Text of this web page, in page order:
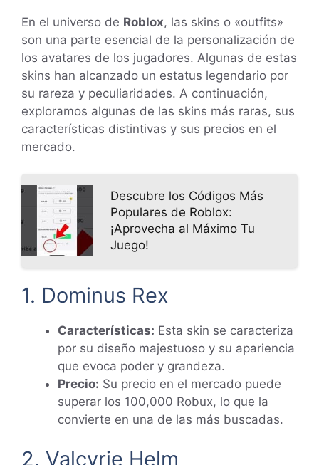
En el universo de Roblox, las skins o «outfits»
son una parte esencial de la personalización de
los avatares de los jugadores. Algunas de estas
skins han alcanzado un estatus legendario por
su rareza y peculiaridades. A continuación,
exploramos algunas de las skins más raras, sus
características distintivas y sus precios en el
mercado.
Descubre los Códigos Más
Populares de Roblox:
¡Aprovecha al Máximo Tu
Juego!
1. Dominus Rex
Características: Esta skin se caracteriza
por su diseño majestuoso y su apariencia
que evoca poder y grandeza.
Precio: Su precio en el mercado puede
superar los 100,000 Robux, lo que la
convierte en una de las más buscadas.
2. Valcyrie Helm